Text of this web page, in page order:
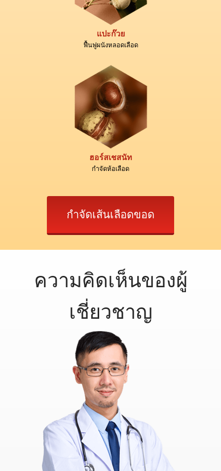
แปะก๊วย
ฟื้นฟูผนังหลอดเลือด
ฮอร์สเชสนัท
กำจัดห้อเลือด
กำจัดเส้นเลือดขอด
ความคิดเห็นของผู้
เชี่ยวชาญ